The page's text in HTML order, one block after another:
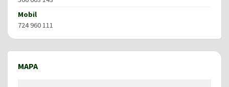
Mobil
724 960 111
MAPA